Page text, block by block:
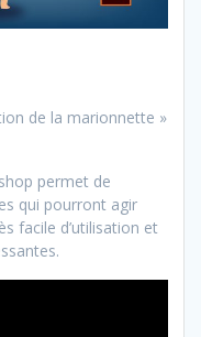
de la marionnette »
permet de
qui pourront agir
facile d’utilisation et